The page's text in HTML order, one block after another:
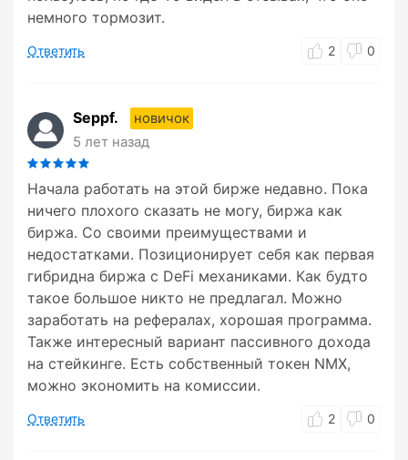
немного тормозит.
Ответить 2 0
Seppf.
новичок
5 лет назад
Начала работать на этой бирже недавно. Пока
ничего плохого сказать не могу, биржа как
биржа. Со своими преимуществами и
недостатками. Позиционирует себя как первая
гибридна биржа с DeFi механиками. Как будто
такое большое никто не предлагал. Можно
заработать на рефералах, хорошая программа.
Также интересный вариант пассивного дохода
на стейкинге. Есть собственный токен NMX,
можно экономить на комиссии.
Ответить 2 0